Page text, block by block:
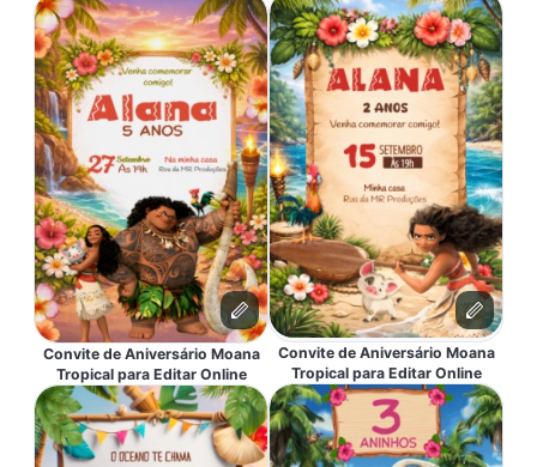
Convite de Aniversário Moana
Tropical para Editar Online
Convite de Aniversário Moana
Tropical para Editar Online